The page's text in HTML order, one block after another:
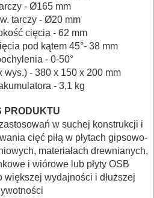
- Ø165 mm
tarczy - Ø20 mm
cięcia - 62 mm
pod kątem 45°- 38 mm
- 0-50°
wys.) - 380 x 150 x 200 mm
- 3,1 kg
PRODUKTU
w suchej konstrukcji i
cięć piłą w płytach gipsowo-
materiałach drewnianych,
i wiórowe lub płyty OSB
większej wydajności i dłuższej